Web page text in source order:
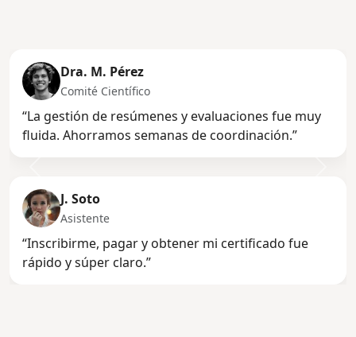
Dra. M. Pérez
Comité Científico
“La gestión de resúmenes y evaluaciones fue muy
fluida. Ahorramos semanas de coordinación.”
J. Soto
Asistente
“Inscribirme, pagar y obtener mi certificado fue
rápido y súper claro.”